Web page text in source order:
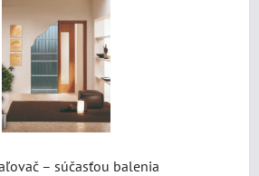
– súčasťou balenia